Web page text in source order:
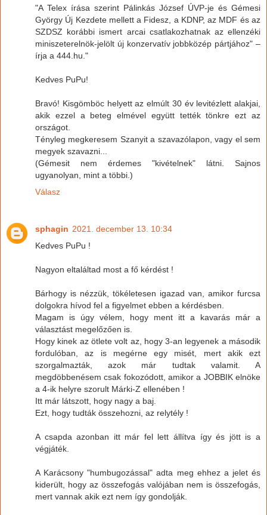
"A Telex írása szerint Pálinkás József ÚVP-je és Gémesi
György Új Kezdete mellett a Fidesz, a KDNP, az MDF és az
SZDSZ korábbi ismert arcai csatlakozhatnak az ellenzéki
miniszeterelnök-jelölt új konzervatív jobbközép pártjához" –
írja a 444.hu."
Kedves PuPu!
Bravó! Kisgömböc helyett az elmúlt 30 év levitézlett alakjai,
akik ezzel a beteg elmével együtt tették tönkre ezt az
országot.
Tényleg megkeresem Szanyit a szavazólapon, vagy el sem
megyek szavazni...
(Gémesit nem érdemes "kivételnek" látni. Sajnos
ugyanolyan, mint a többi.)
Válasz
sphagin 2021. december 13. 10:34
Kedves PuPu !
Nagyon eltaláltad most a fő kérdést !
Bárhogy is nézzük, tökéletesen igazad van, amikor furcsa
dolgokra hívod fel a figyelmet ebben a kérdésben.
Magam is úgy vélem, hogy ment itt a kavarás már a
választást megelőzően is.
Hogy kinek az ötlete volt az, hogy 3-an legyenek a második
fordulóban, az is megérne egy misét, mert akik ezt
szorgalmazták, azok már tudtak valamit. A
megdöbbenésem csak fokozódott, amikor a JOBBIK elnöke
a 4-ik helyre szorult Márki-Z ellenében !
Itt már látszott, hogy nagy a baj.
Ezt, hogy tudták összehozni, az relytély !
A csapda azonban itt már fel lett állítva így és jött is a
végjáték.
A Karácsony "humbugozással" adta meg ehhez a jelet és
kiderült, hogy az összefogás valójában nem is összefogás,
mert vannak akik ezt nem így gondolják.